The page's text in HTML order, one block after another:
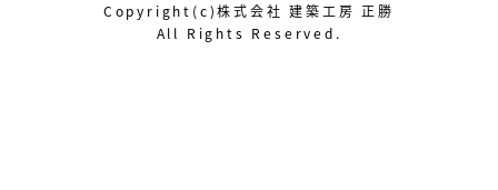
Copyright(c)株式会社 建築工房 正勝
All Rights Reserved.